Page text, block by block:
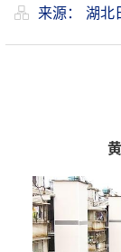
来源： 湖北